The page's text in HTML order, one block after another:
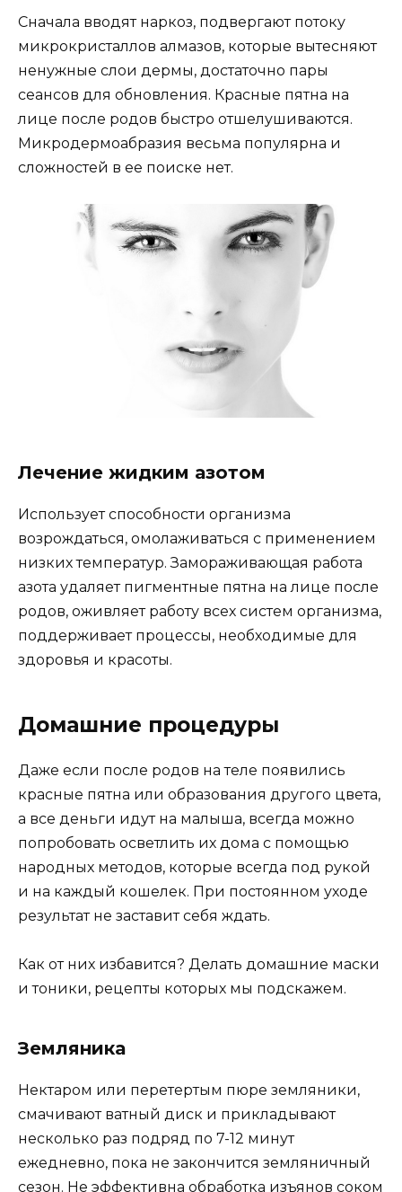
Сначала вводят наркоз, подвергают потоку
микрокристаллов алмазов, которые вытесняют
ненужные слои дермы, достаточно пары
сеансов для обновления. Красные пятна на
лице после родов быстро отшелушиваются.
Микродермоабразия весьма популярна и
сложностей в ее поиске нет.
Лечение жидким азотом
Использует способности организма
возрождаться, омолаживаться с применением
низких температур. Замораживающая работа
азота удаляет пигментные пятна на лице после
родов, оживляет работу всех систем организма,
поддерживает процессы, необходимые для
здоровья и красоты.
Домашние процедуры
Даже если после родов на теле появились
красные пятна или образования другого цвета,
а все деньги идут на малыша, всегда можно
попробовать осветлить их дома с помощью
народных методов, которые всегда под рукой
и на каждый кошелек. При постоянном уходе
результат не заставит себя ждать.
Как от них избавится? Делать домашние маски
и тоники, рецепты которых мы подскажем.
Земляника
Нектаром или перетертым пюре земляники,
смачивают ватный диск и прикладывают
несколько раз подряд по 7-12 минут
ежедневно, пока не закончится земляничный
сезон. Не эффективна обработка изъянов соком